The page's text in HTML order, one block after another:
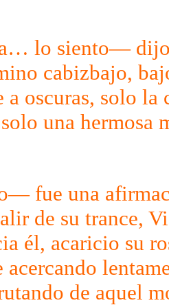
lo siento— dijo
cabizbajo,
a oscuras, solo la
una hermosa
fue una
de su trance,
él, acaricio su
de aquel